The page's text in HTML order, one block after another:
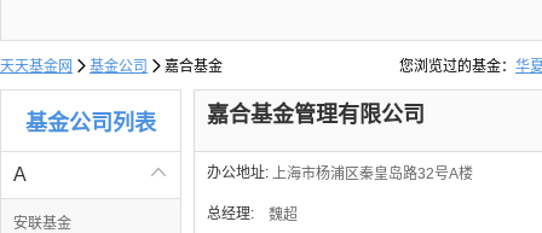
天天基金网  基金公司  嘉合基金 您浏览过的基金： 华
易方达上证中盘ETF联
基金公司列表

A
安联基金
嘉合基金管理有限公司
办公地址: 上海市杨浦区秦皇岛路32号A楼
总经理: 魏超